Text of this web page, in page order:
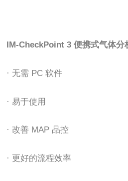
IM-CheckPoint 3 便携式气体分析
· 无需 PC 软件
· 易于使用
· 改善 MAP 品控
· 更好的流程效率